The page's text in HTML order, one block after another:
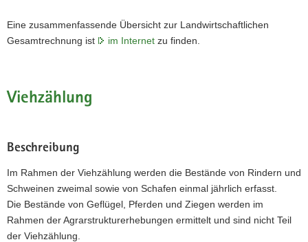
Eine zusammenfassende Übersicht zur Landwirtschaftlichen
Gesamtrechnung ist
im Internet zu finden.
Viehzählung
Beschreibung
Im Rahmen der Viehzählung werden die Bestände von Rindern und
Schweinen zweimal sowie von Schafen einmal jährlich erfasst.
Die Bestände von Geflügel, Pferden und Ziegen werden im
Rahmen der Agrarstrukturerhebungen ermittelt und sind nicht Teil
der Viehzählung.